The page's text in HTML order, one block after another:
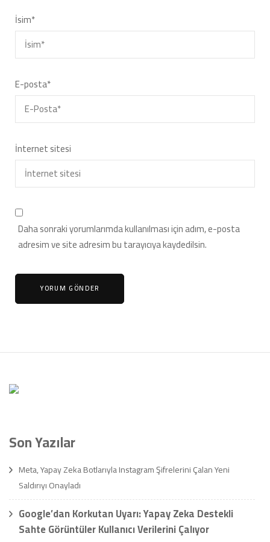
İsim*
E-posta*
İnternet sitesi
Daha sonraki yorumlarımda kullanılması için adım, e-posta
adresim ve site adresim bu tarayıcıya kaydedilsin.
Son Yazılar
Meta, Yapay Zeka Botlarıyla Instagram Şifrelerini Çalan Yeni
Saldırıyı Onayladı
Google’dan Korkutan Uyarı: Yapay Zeka Destekli
Sahte Görüntüler Kullanıcı Verilerini Çalıyor